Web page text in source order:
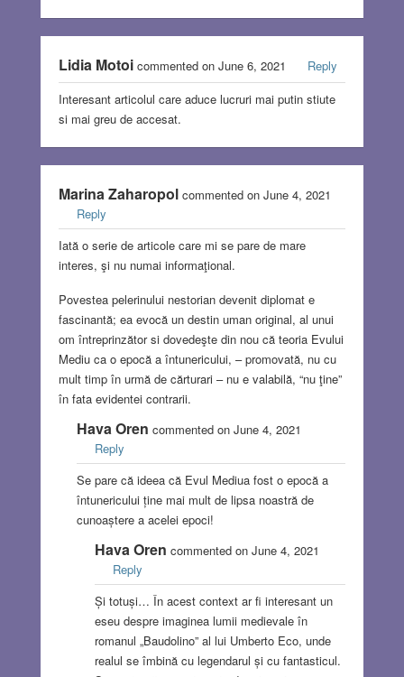
Lidia Motoicommented on June 6, 2021
Reply
Interesant articolul care aduce lucruri mai putin stiute
si mai greu de accesat.
Marina Zaharopol commented on June 4, 2021
Reply
Iată o serie de articole care mi se pare de mare
interes, şi nu numai informaţional.
Povestea pelerinului nestorian devenit diplomat e
fascinantă; ea evocă un destin uman original, al unui
om întreprinzător si dovedeşte din nou că teoria Evului
Mediu ca o epocă a întunericului, – promovată, nu cu
mult timp în urmă de cărturari – nu e valabilă, “nu ţine”
în fata evidentei contrarii.
Hava Oren commented on June 4, 2021
Reply
Se pare că ideea că Evul Mediua fost o epocă a
întunericului ține mai mult de lipsa noastră de
cunoaștere a acelei epoci!
Hava Oren commented on June 4, 2021
Reply
Și totuși… În acest context ar fi interesant un
eseu despre imaginea lumii medievale în
romanul „Baudolino” al lui Umberto Eco, unde
realul se îmbină cu legendarul și cu fantasticul.